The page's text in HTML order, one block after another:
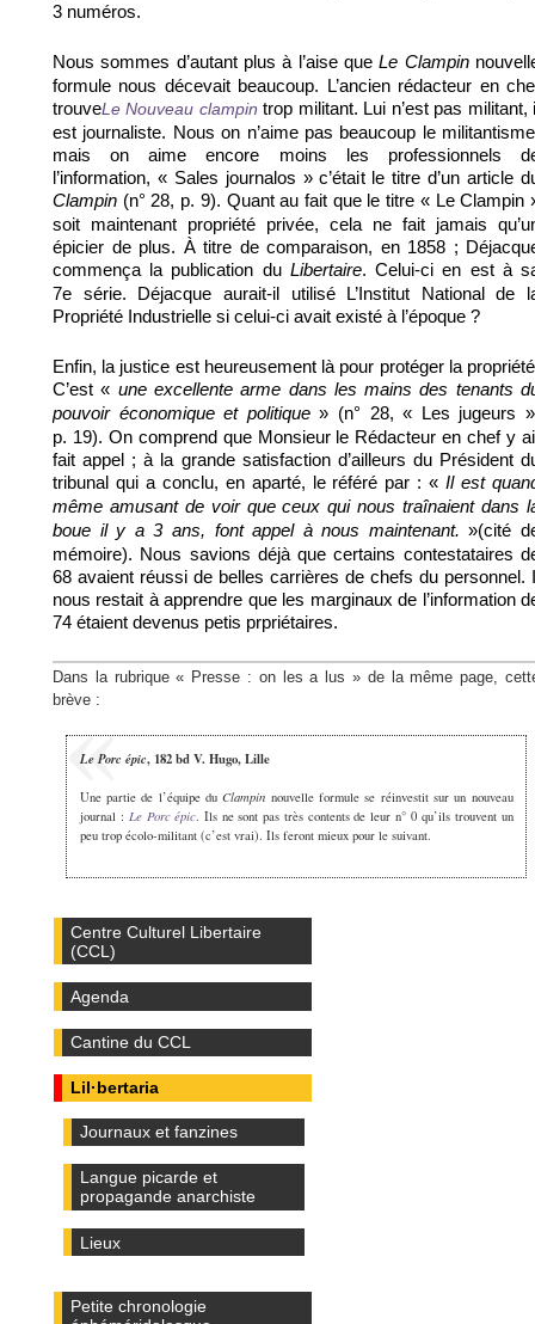
3 numéros.
Nous sommes d’autant plus à l’aise queLe Clampin
formule nous décevait beaucoup. L’ancien rédacteur en
trouveLe Nouveau clampin trop militant. Lui n’est pas militant,
est journaliste. Nous on n’aime pas beaucoup le
mais on aime encore moins les professionnels
l’information, « Sales journalos » c’était le titre d’un article
Clampin (n° 28, p. 9). Quant au fait que le titre « Le Clampin
soit maintenant propriété privée, cela ne fait jamais
épicier de plus. À titre de comparaison, en 1858 ;
commença la publication du Libertaire. Celui-ci en est à
7e série. Déjacque aurait-il utilisé L’Institut National de
Propriété Industrielle si celui-ci avait existé à l’époque ?
Enfin, la justice est heureusement là pour protéger la
C’est « une excellente arme dans les mains des tenants
pouvoir économique et politique» (n° 28, « Les jugeurs
p. 19). On comprend que Monsieur le Rédacteur en chef y
fait appel ; à la grande satisfaction d’ailleurs du Président
tribunal qui a conclu, en aparté, le référé par : «Il est
même amusant de voir que ceux qui nous traînaient dans
boue il y a 3 ans, font appel à nous maintenant. »(cité
mémoire). Nous savions déjà que certains contestataires
68 avaient réussi de belles carrières de chefs du personnel.
nous restait à apprendre que les marginaux de l’information
74 étaient devenus petis prpriétaires.
Dans la rubrique « Presse : on les a lus » de la même page,
brève :
Le Porc épic, 182 bd V. Hugo, Lille
Une partie de l’équipe duClampin nouvelle formule se réinvestit sur un nouveau
journal : Le Porc épic . Ils ne sont pas très contents de leur n° 0 qu’ils trouvent un
peu trop écolo-militant (c’est vrai). Ils feront mieux pour le suivant.
Centre Culturel Libertaire
(CCL)
Agenda
Cantine du CCL
Lil·bertaria
Journaux et fanzines
Langue picarde et
propagande anarchiste
Lieux
Petite chronologie